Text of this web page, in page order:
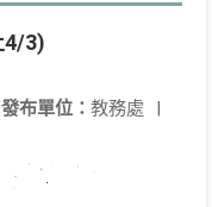
4/3)
發布單位： 教務處 |